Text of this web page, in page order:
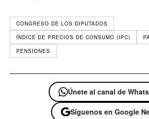
CONGRESO DE LOS DIPUTADOS
ÍNDICE DE PRECIOS DE CONSUMO (IPC)
PENSIONES
Únete al canal de
Síguenos en Google